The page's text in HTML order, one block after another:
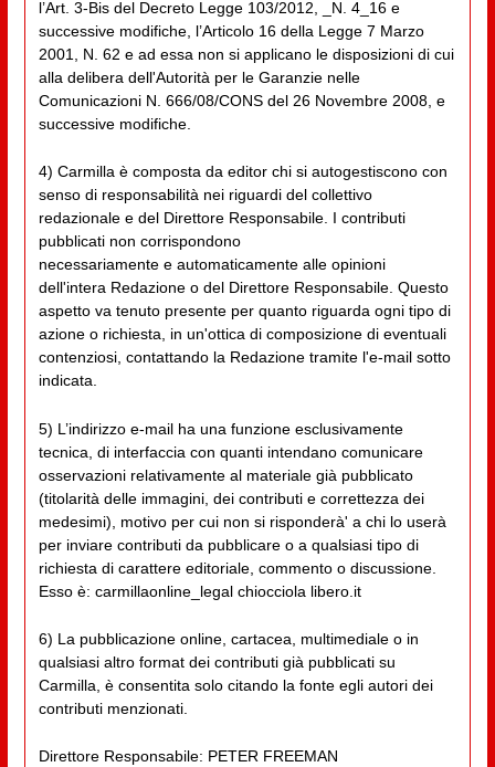
l’Art. 3-Bis del Decreto Legge 103/2012, _N. 4_16 e
successive modifiche, l’Articolo 16 della Legge 7 Marzo
2001, N. 62 e ad essa non si applicano le disposizioni di cui
alla delibera dell'Autorità per le Garanzie nelle
Comunicazioni N. 666/08/CONS del 26 Novembre 2008, e
successive modifiche.
4) Carmilla è composta da editor chi si autogestiscono con
senso di responsabilità nei riguardi del collettivo
redazionale e del Direttore Responsabile. I contributi
pubblicati non corrispondono
necessariamente e automaticamente alle opinioni
dell'intera Redazione o del Direttore Responsabile. Questo
aspetto va tenuto presente per quanto riguarda ogni tipo di
azione o richiesta, in un'ottica di composizione di eventuali
contenziosi, contattando la Redazione tramite l'e-mail sotto
indicata.
5) L’indirizzo e-mail ha una funzione esclusivamente
tecnica, di interfaccia con quanti intendano comunicare
osservazioni relativamente al materiale già pubblicato
(titolarità delle immagini, dei contributi e correttezza dei
medesimi), motivo per cui non si risponderà' a chi lo userà
per inviare contributi da pubblicare o a qualsiasi tipo di
richiesta di carattere editoriale, commento o discussione.
Esso è: carmillaonline_legal chiocciola libero.it
6) La pubblicazione online, cartacea, multimediale o in
qualsiasi altro format dei contributi già pubblicati su
Carmilla, è consentita solo citando la fonte egli autori dei
contributi menzionati.
Direttore Responsabile: PETER FREEMAN